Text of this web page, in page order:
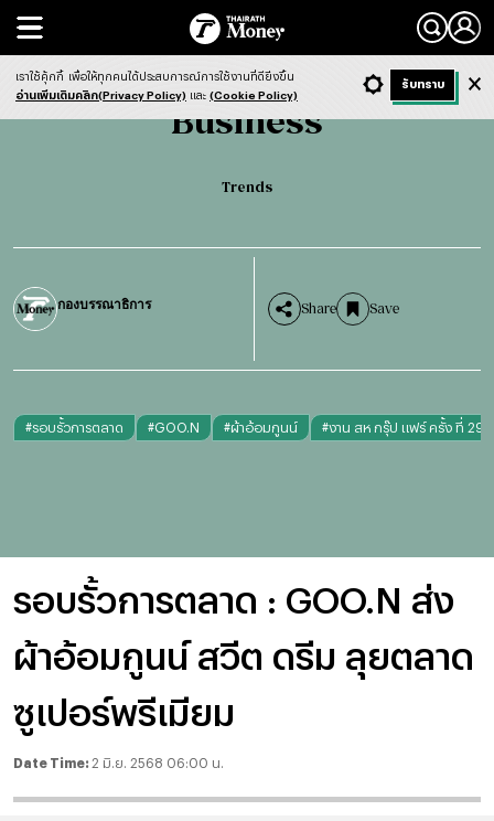
Search
Business Trends
Business
Trends
กองบรรณาธิการ Share Save
#รอบรั้วการตลาด #GOO.N #ผ้าอ้อมกูนน์ #งาน สห กรุ๊ป แฟร์ ครั้ง ที่ 29
รอบรั้วการตลาด : GOO.N ส่ง
ผ้าอ้อมกูนน์ สวีต ดรีม ลุยตลาด
ซูเปอร์พรีเมียม
Date Time: 2 มิ.ย. 2568 06:00 น.
- ก + ก Dark ฟังข่าว
เราใช้คุ้กกี้ เพื่อให้ทุกคนได้ประสบการณ์การใช้งานที่ดียิ่งขึ้น
อ่านเพิ่มเติมคลิก(Privacy Policy) และ (Cookie Policy)
รับทราบ